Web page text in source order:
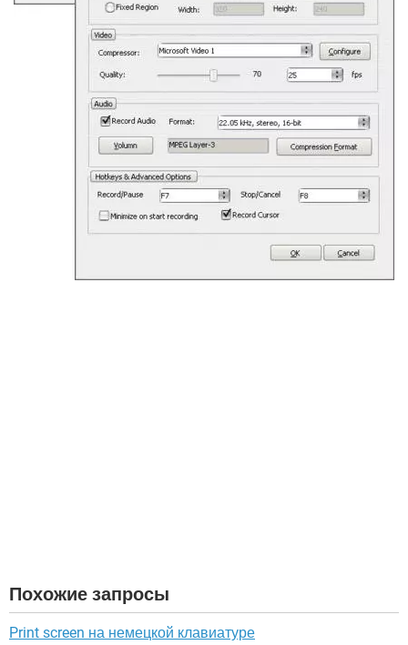
Похожие запросы
Print screen на немецкой клавиатуре